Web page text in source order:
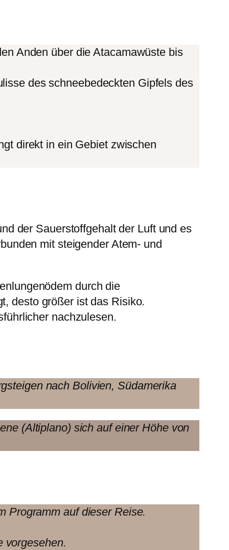
Anden über die Atacamawüste bis
des schneebedeckten Gipfels des
direkt in ein Gebiet zwischen
der Sauerstoffgehalt der Luft und es
mit steigender Atem- und
durch die
desto größer ist das Risiko.
nachzulesen.
nach Bolivien, Südamerika
(Altiplano) sich auf einer Höhe von
Programm auf dieser Reise.
vorgesehen.